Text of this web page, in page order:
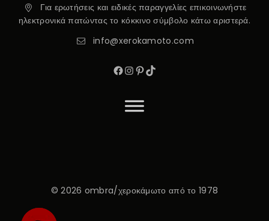
Για ερωτήσεις και ειδικές παραγγελίες επικοινωνήστε
ηλεκτρονικά πατώντας το κόκκινο σύμβολο κάτω αριστερά.
info@xerokamoto.com
© 2026 ombra/χεροκάμωτο από το 1978